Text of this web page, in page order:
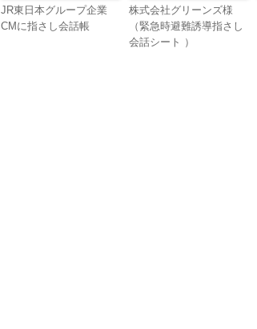
JR東日本グループ企業
CMに指さし会話帳
株式会社グリーンズ様
（緊急時避難誘導指さし
会話シート ）